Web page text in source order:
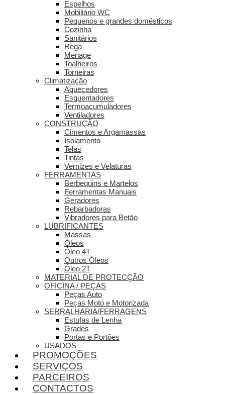
Espelhos
Mobiliário WC
Pequenos e grandes domésticos
Cozinha
Sanitários
Rega
Menage
Toalheiros
Torneiras
Climatização
Aquecedores
Esquentadores
Termoacumuladores
Ventiladores
CONSTRUÇÃO
Cimentos e Argamassas
Isolamento
Telas
Tintas
Vernizes e Velaturas
FERRAMENTAS
Berbequins e Martelos
Ferramentas Manuais
Geradores
Rebarbadoras
Vibradores para Betão
LUBRIFICANTES
Massas
Óleos
Óleo 4T
Outros Óleos
Óleo 2T
MATERIAL DE PROTECÇÃO
OFICINA / PEÇAS
Peças Auto
Peças Moto e Motorizada
SERRALHARIA/FERRAGENS
Estufas de Lenha
Grades
Portas e Portões
USADOS
PROMOÇÕES
SERVIÇOS
PARCEIROS
CONTACTOS